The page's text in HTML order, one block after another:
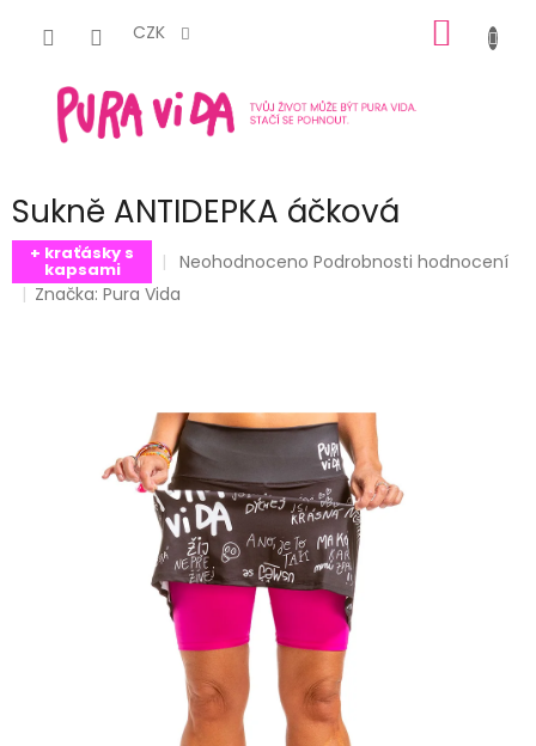
CZK
KOŠÍK
Sukně ANTIDEPKA áčková
+ kraťásky s
kapsami
Průměrné
produktu
hvězdiček.
Neohodnoceno Podrobnosti hodnocení
Značka:Pura Vida